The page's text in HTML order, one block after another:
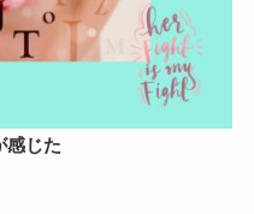
感じた